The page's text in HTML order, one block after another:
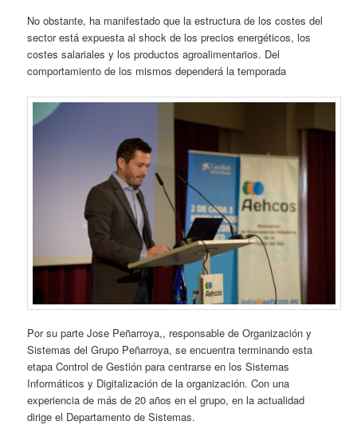
No obstante, ha manifestado que la estructura de los costes del
sector está expuesta al shock de los precios energéticos, los
costes salariales y los productos agroalimentarios. Del
comportamiento de los mismos dependerá la temporada
Por su parte Jose Peñarroya,, responsable de Organización y
Sistemas del Grupo Peñarroya, se encuentra terminando esta
etapa Control de Gestión para centrarse en los Sistemas
Informáticos y Digitalización de la organización. Con una
experiencia de más de 20 años en el grupo, en la actualidad
dirige el Departamento de Sistemas.